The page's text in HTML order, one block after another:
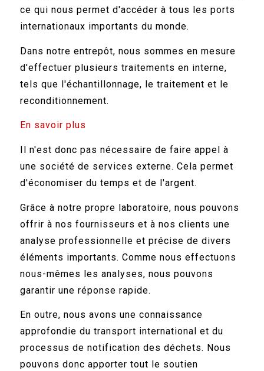
ce qui nous permet d'accéder à tous les ports
internationaux importants du monde.
Dans notre entrepôt, nous sommes en mesure
d'effectuer plusieurs traitements en interne,
tels que l'échantillonnage, le traitement et le
reconditionnement.
En savoir plus
Il n'est donc pas nécessaire de faire appel à
une société de services externe. Cela permet
d'économiser du temps et de l'argent.
Grâce à notre propre laboratoire, nous pouvons
offrir à nos fournisseurs et à nos clients une
analyse professionnelle et précise de divers
éléments importants. Comme nous effectuons
nous-mêmes les analyses, nous pouvons
garantir une réponse rapide.
En outre, nous avons une connaissance
approfondie du transport international et du
processus de notification des déchets. Nous
pouvons donc apporter tout le soutien